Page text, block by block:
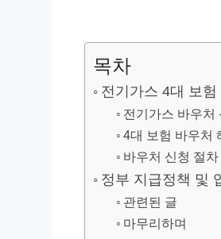
목차
전기가스 4대 보험
전기가스 바우처
4대 보험 바우처
바우처 신청 절
정부 지급정책 및
관련된 글
마무리하며